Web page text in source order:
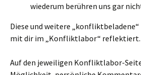
wiederum berühren uns gar
Diese und weitere
mit dir im „Konfliktlabor“ reflektiert.
Auf den jeweiligen Konfliktlabor-